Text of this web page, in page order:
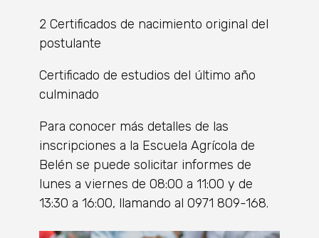
2 Certificados de nacimiento original del
postulante
Certificado de estudios del último año
culminado
Para conocer más detalles de las
inscripciones a la Escuela Agrícola de
Belén se puede solicitar informes de
lunes a viernes de 08:00 a 11:00 y de
13:30 a 16:00, llamando al 0971 809-168.